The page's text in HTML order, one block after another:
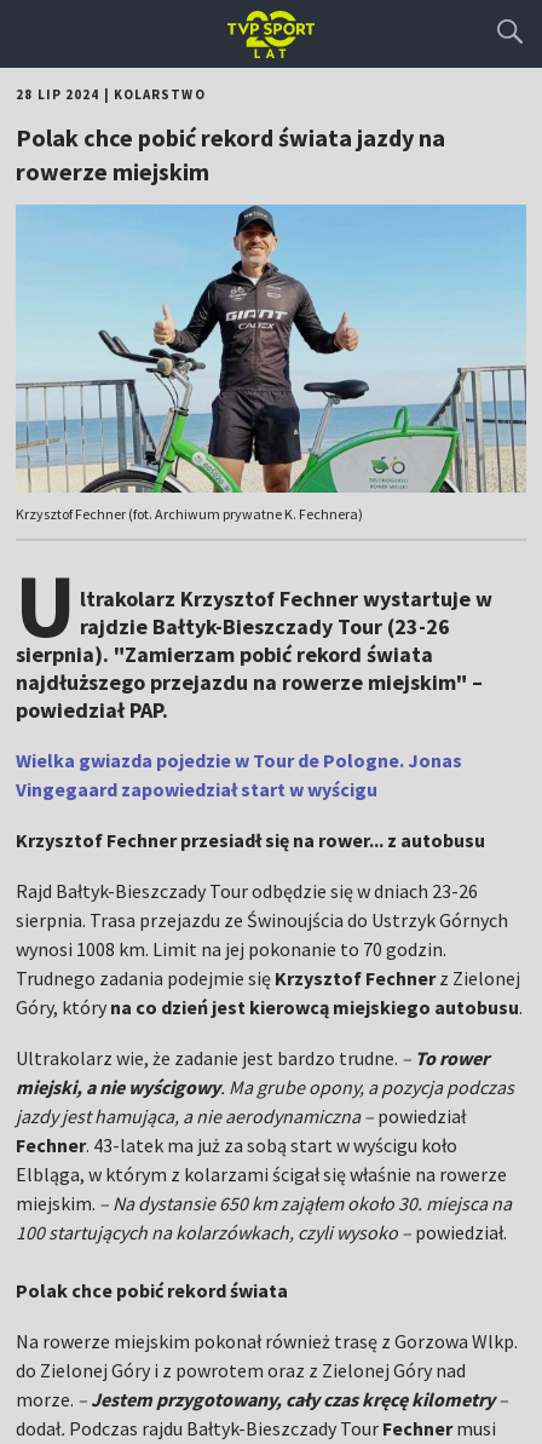
28 LIP 2024 KOLARSTWO
Polak chce pobić rekord świata jazdy na
rowerze miejskim
Krzysztof Fechner (fot. Archiwum prywatne K. Fechnera)
U ltrakolarz Krzysztof Fechner wystartuje w
rajdzie Bałtyk-Bieszczady Tour (23-26
sierpnia). "Zamierzam pobić rekord świata
najdłuższego przejazdu na rowerze miejskim" –
powiedział PAP.
Wielka gwiazda pojedzie w Tour de Pologne. Jonas
Vingegaard zapowiedział start w wyścigu
Krzysztof Fechner przesiadł się na rower... z autobusu
Rajd Bałtyk-Bieszczady Tour odbędzie się w dniach 23-26
sierpnia. Trasa przejazdu ze Świnoujścia do Ustrzyk Górnych
wynosi 1008 km. Limit na jej pokonanie to 70 godzin.
Trudnego zadania podejmie się Krzysztof Fechnerz Zielonej
Góry, który na co dzień jest kierowcą miejskiego autobusu.
Ultrakolarz wie, że zadanie jest bardzo trudne. – To rower
miejski, a nie wyścigowy. Ma grube opony, a pozycja podczas
jazdy jest hamująca, a nie aerodynamiczna – powiedział
Fechner. 43-latek ma już za sobą start w wyścigu koło
Elbląga, w którym z kolarzami ścigał się właśnie na rowerze
miejskim. – Na dystansie 650 km zająłem około 30. miejsca na
100 startujących na kolarzówkach, czyli wysoko – powiedział.
Polak chce pobić rekord świata
Na rowerze miejskim pokonał również trasę z Gorzowa Wlkp.
do Zielonej Góry i z powrotem oraz z Zielonej Góry nad
morze. –Jestem przygotowany, cały czas kręcę kilometry–
dodał. Podczas rajdu Bałtyk-Bieszczady Tour Fechnermusi